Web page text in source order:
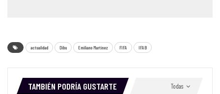
actualidad Dibu Emiliano Martínez FIFA IFAB
Todas
TAMBIÉN PODRÍA GUSTARTE